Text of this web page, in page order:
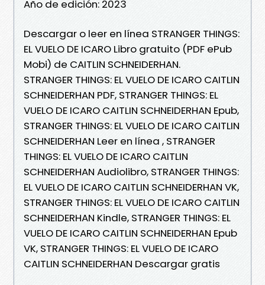
Año de edición: 2023
Descargar o leer en línea STRANGER THINGS:
EL VUELO DE ICARO Libro gratuito (PDF ePub
Mobi) de CAITLIN SCHNEIDERHAN.
STRANGER THINGS: EL VUELO DE ICARO CAITLIN
SCHNEIDERHAN PDF, STRANGER THINGS: EL
VUELO DE ICARO CAITLIN SCHNEIDERHAN Epub,
STRANGER THINGS: EL VUELO DE ICARO CAITLIN
SCHNEIDERHAN Leer en línea , STRANGER
THINGS: EL VUELO DE ICARO CAITLIN
SCHNEIDERHAN Audiolibro, STRANGER THINGS:
EL VUELO DE ICARO CAITLIN SCHNEIDERHAN VK,
STRANGER THINGS: EL VUELO DE ICARO CAITLIN
SCHNEIDERHAN Kindle, STRANGER THINGS: EL
VUELO DE ICARO CAITLIN SCHNEIDERHAN Epub
VK, STRANGER THINGS: EL VUELO DE ICARO
CAITLIN SCHNEIDERHAN Descargar gratis